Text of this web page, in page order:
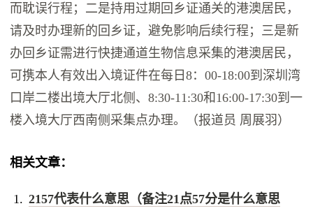
而耽误行程；二是持用过期回乡证通关的港澳居民，
请及时办理新的回乡证，避免影响后续行程；三是新
办回乡证需进行快捷通道生物信息采集的港澳居民，
可携本人有效出入境证件在每日8：00-18:00到深圳湾
口岸二楼出境大厅北侧、8:30-11:30和16:00-17:30到一
楼入境大厅西南侧采集点办理。（报道员 周展羽）
相关文章：
2157代表什么意思（备注21点57分是什么意思